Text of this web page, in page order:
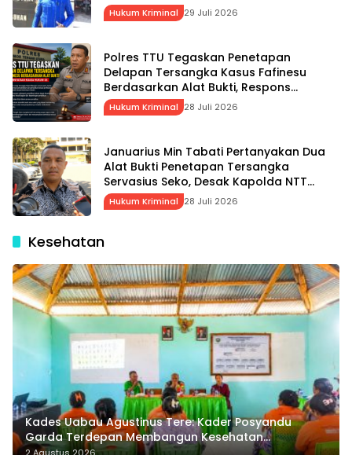
Hukum Kriminal 29 Juli 2026
Polres TTU Tegaskan Penetapan
Delapan Tersangka Kasus Fafinesu
Berdasarkan Alat Bukti, Respons
Pernyataan Kuasa Hukum SS
Hukum Kriminal 28 Juli 2026
Januarius Min Tabati Pertanyakan Dua
Alat Bukti Penetapan Tersangka
Servasius Seko, Desak Kapolda NTT
Gelar Perkara Khusus
Hukum Kriminal 28 Juli 2026
Kesehatan
Kades Uabau Agustinus Tere: Kader Posyandu
Garda Terdepan Membangun Kesehatan
Masyarakat Desa